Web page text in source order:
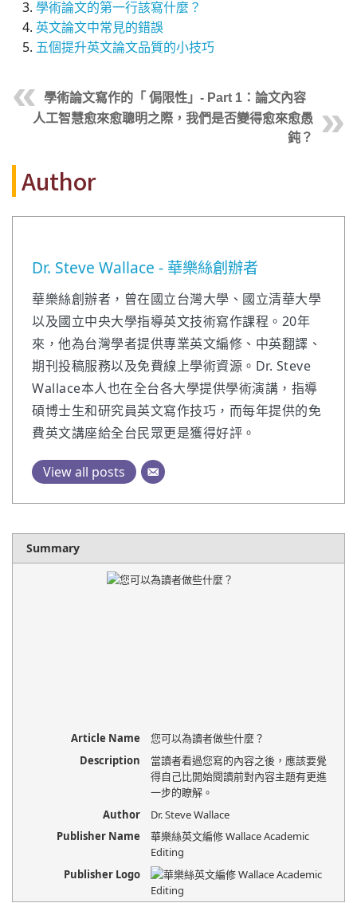
學術論文的第一行該寫什麼？
英文論文中常見的錯誤
五個提升英文論文品質的小技巧
學術論文寫作的「 侷限性」- Part 1：論文內容
人工智慧愈來愈聰明之際，我們是否變得愈來愈愚
鈍？
Author
Dr. Steve Wallace - 華樂絲創辦者
華樂絲創辦者，曾在國立台灣大學、國立清華大學
以及國立中央大學指導英文技術寫作課程。20年
來，他為台灣學者提供專業英文編修、中英翻譯、
期刊投稿服務以及免費線上學術資源。Dr. Steve
Wallace本人也在全台各大學提供學術演講，指導
碩博士生和研究員英文寫作技巧，而每年提供的免
費英文講座給全台民眾更是獲得好評。
View all posts
Summary
Article Name
您可以為讀者做些什麼？
Description
當讀者看過您寫的內容之後，應該要覺
得自己比開始閱讀前對內容主題有更進
一步的瞭解。
Author
Dr. Steve Wallace
Publisher Name
華樂絲英文編修 Wallace Academic
Editing
Publisher Logo